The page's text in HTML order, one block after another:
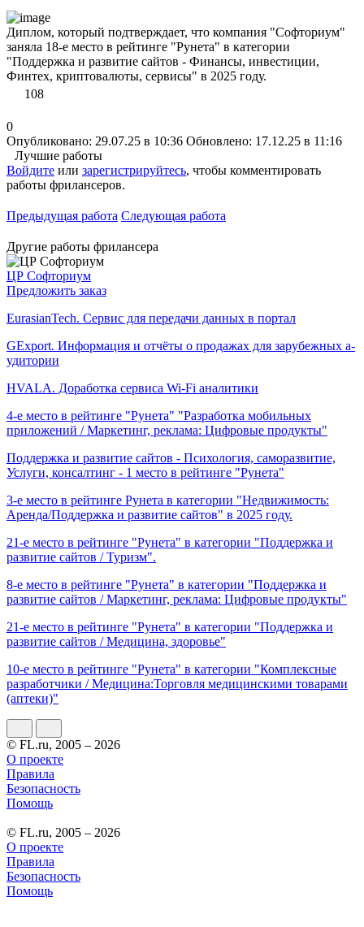
Диплом, который подтверждает, что компания "Софториум"
заняла 18-е место в рейтинге "Рунета" в категории
"Поддержка и развитие сайтов - Финансы, инвестиции,
Финтех, криптовалюты, сервисы" в 2025 году.
108
0
Опубликовано: 29.07.25 в 10:36 Обновлено: 17.12.25 в 11:16
Лучшие работы
Войдите или зарегистрируйтесь, чтобы комментировать
работы фрилансеров.
Предыдущая работа Следующая работа
Другие работы фрилансера
ЦР Софториум
Предложить заказ
EurasianTech. Сервис для передачи данных в портал
GExport. Информация и отчёты о продажах для зарубежных а­
уди­тории
HVALA. Доработка сервиса Wi-Fi аналитики
4-е место в рейтинге "Рунета" "Разработка мобильных
приложений / Маркетинг, реклама: Цифровые продукты"
Поддержка и развитие сайтов - Психология, саморазвитие,
Услуги, консалтинг - 1 место в рейтинге "Рунета"
3-е место в рейтинге Рунета в категории "Недвижимость:
Аренда/Поддержка и развитие сайтов" в 2025 году.
21-е место в рейтинге "Рунета" в категории "Поддержка и
развитие сайтов / Туризм".
8-е место в рейтинге "Рунета" в категории "Поддержка и
развитие сайтов / Маркетинг, реклама: Цифровые продукты"
21-е место в рейтинге "Рунета" в категории "Поддержка и
развитие сайтов / Медицина, здоровье"
10-е место в рейтинге "Рунета" в категории "Комплексные
разработчики / Медицина:Торговля медицинскими товарами
(аптеки)"
© FL.ru, 2005 – 2026
О проекте
Правила
Безопасность
Помощь
© FL.ru, 2005 – 2026
О проекте
Правила
Безопасность
Помощь